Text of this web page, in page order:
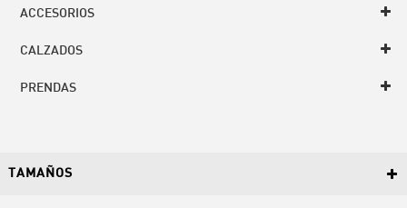
ACCESORIOS
CALZADOS
PRENDAS
TAMAÑOS